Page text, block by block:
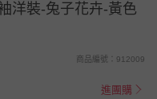
洋裝-兔子花卉-黃色
商品編號：912009
進團購